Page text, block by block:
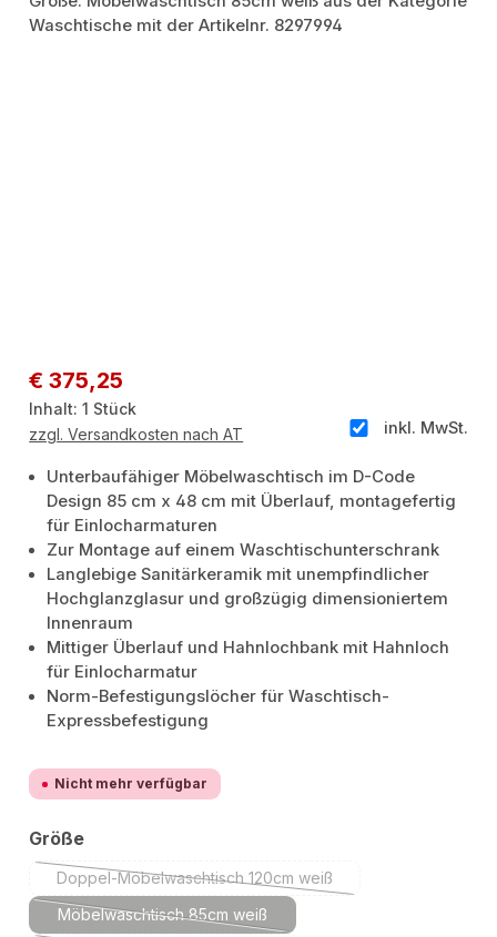
Regulärer Preis:
€ 375,25
Inhalt:1 Stück
inkl. MwSt.
zzgl. Versandkosten nach AT
Unterbaufähiger Möbelwaschtisch im D-Code
Design 85 cm x 48 cm mit Überlauf, montagefertig
für Einlocharmaturen
Zur Montage auf einem Waschtischunterschrank
Langlebige Sanitärkeramik mit unempfindlicher
Hochglanzglasur und großzügig dimensioniertem
Innenraum
Mittiger Überlauf und Hahnlochbank mit Hahnloch
für Einlocharmatur
Norm-Befestigungslöcher für Waschtisch-
Expressbefestigung
Nicht mehr verfügbar
Größeauswählen
Doppel-Möbelwaschtisch 120cm weiß
(Diese Option ist zurzeit nicht verfügbar.)
Möbelwaschtisch 85cm weiß
(Diese Option ist zurzeit nicht verfügbar.)